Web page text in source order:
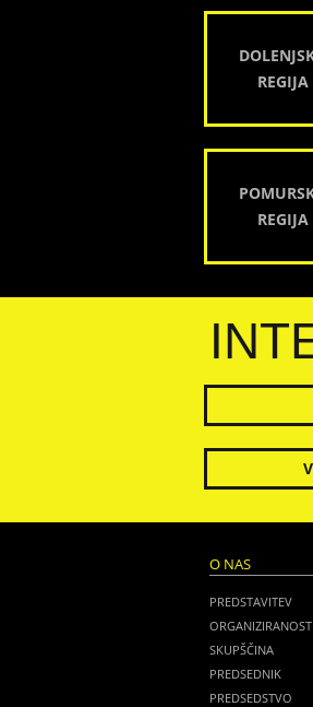
REGIJA
REGIJA
O NAS
PREDSTAVITEV
ORGANIZIRANOST
SKUPŠČINA
PREDSEDNIK
PREDSEDSTVO